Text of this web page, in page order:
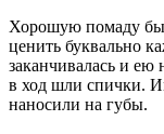
Хорошую помаду
ценить буквально
заканчивалась и ею
в ход шли спички.
наносили на губы.